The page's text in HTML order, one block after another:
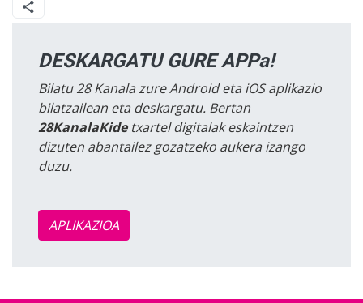
DESKARGATU GURE APPa!
Bilatu 28 Kanala zure Android eta iOS aplikazio
bilatzailean eta deskargatu. Bertan
28KanalaKidetxartel digitalak eskaintzen
dizuten abantailez gozatzeko aukera izango
duzu.
APLIKAZIOA